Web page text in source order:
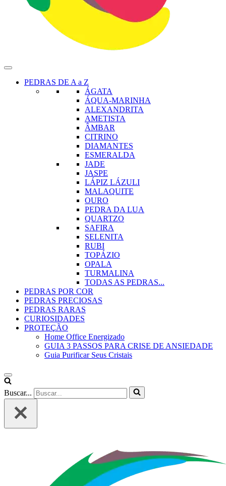
PEDRAS DE A a Z
ÁGATA
ÁQUA-MARINHA
ALEXANDRITA
AMETISTA
ÂMBAR
CITRINO
DIAMANTES
ESMERALDA
JADE
JASPE
LÁPIZ LÁZULI
MALAQUITE
OURO
PEDRA DA LUA
QUARTZO
SAFIRA
SELENITA
RUBI
TOPÁZIO
OPALA
TURMALINA
TODAS AS PEDRAS...
PEDRAS POR COR
PEDRAS PRECIOSAS
PEDRAS RARAS
CURIOSIDADES
PROTEÇÃO
Home Office Energizado
GUIA 3 PASSOS PARA CRISE DE ANSIEDADE
Guia Purificar Seus Cristais
Buscar...